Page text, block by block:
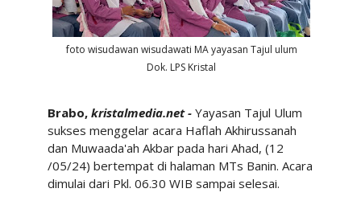
foto wisudawan wisudawati MA yayasan Tajul ulum
Dok. LPS Kristal
Brabo, kristalmedia.net -Yayasan Tajul Ulum
sukses menggelar acara Haflah Akhirussanah
dan Muwaada'ah Akbar pada hari Ahad, (12
/05/24) bertempat di halaman MTs Banin. Acara
dimulai dari Pkl. 06.30 WIB sampai selesai.